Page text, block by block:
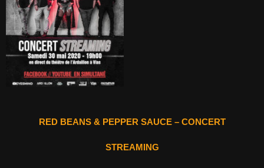
RED BEANS & PEPPER SAUCE – CONCERT
STREAMING